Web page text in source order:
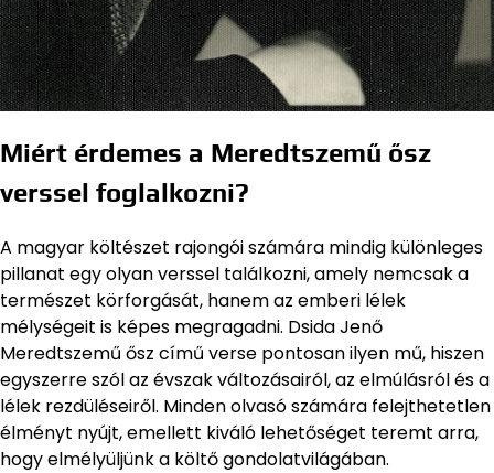
Miért érdemes a Meredtszemű ősz
verssel foglalkozni?
A magyar költészet rajongói számára mindig különleges
pillanat egy olyan verssel találkozni, amely nemcsak a
természet körforgását, hanem az emberi lélek
mélységeit is képes megragadni. Dsida Jenő
Meredtszemű ősz című verse pontosan ilyen mű, hiszen
egyszerre szól az évszak változásairól, az elmúlásról és a
lélek rezdüléseiről. Minden olvasó számára felejthetetlen
élményt nyújt, emellett kiváló lehetőséget teremt arra,
hogy elmélyüljünk a költő gondolatvilágában.